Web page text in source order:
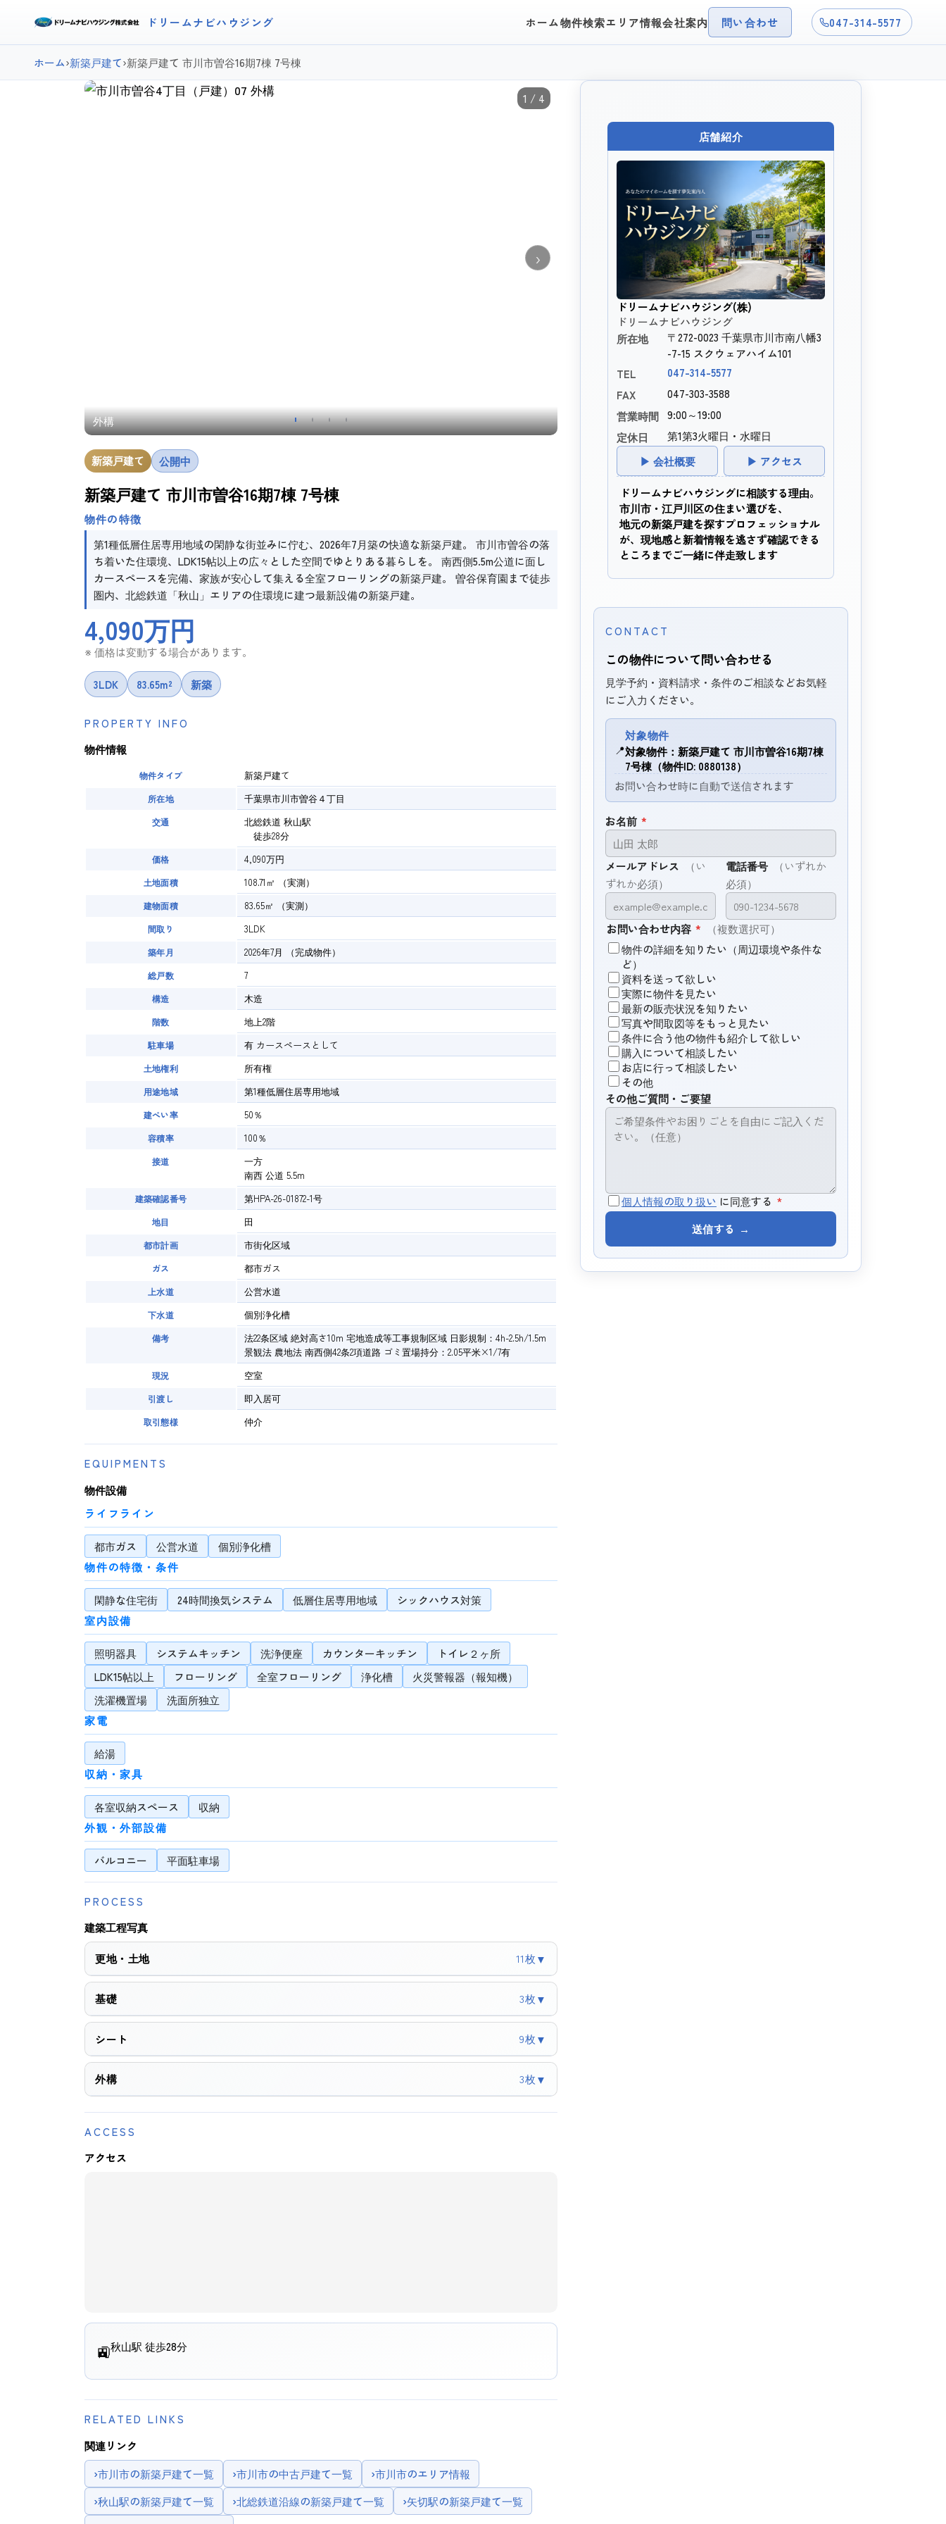
ドリームナビハウジング ホーム物件検索エリア情報会社案内 問い合わせ 047-314-5577
ホーム›新築戸建て›新築戸建て 市川市曽谷16期7棟 7号棟
外構
›
1 / 4
新築戸建て 公開中
新築戸建て 市川市曽谷16期7棟 7号棟
物件の特徴
第1種低層住居専用地域の閑静な街並みに佇む、2026年7月築の快適な新築戸建。 市川市曽谷の落
ち着いた住環境、LDK15帖以上の広々とした空間でゆとりある暮らしを。 南西側5.5m公道に面し
カースペースを完備、家族が安心して集える全室フローリングの新築戸建。 曽谷保育園まで徒歩
圏内、北総鉄道「秋山」エリアの住環境に建つ最新設備の新築戸建。
4,090万円
※ 価格は変動する場合があります。
3LDK 83.65m² 新築
PROPERTY INFO
物件情報
物件タイプ 新築戸建て
所在地 千葉県市川市曽谷４丁目
交通
北総鉄道 秋山駅
徒歩28分
価格 4,090万円
土地面積 108.71㎡ （実測）
建物面積 83.65㎡ （実測）
間取り 3LDK
築年月 2026年7月 （完成物件）
総戸数 7
構造 木造
階数 地上2階
駐車場 有 カースペースとして
土地権利 所有権
用途地域 第1種低層住居専用地域
建ぺい率 50％
容積率 100％
接道
一方
南西 公道 5.5m
建築確認番号 第HPA-26-01872-1号
地目 田
都市計画 市街化区域
ガス 都市ガス
上水道 公営水道
下水道 個別浄化槽
備考
法22条区域 絶対高さ10m 宅地造成等工事規制区域 日影規制：4h-2.5h/1.5m
景観法 農地法 南西側42条2項道路 ゴミ置場持分：2.05平米×1/7有
現況 空室
引渡し 即入居可
取引態様 仲介
EQUIPMENTS
物件設備
ライフライン
都市ガス 公営水道
個別浄化槽
物件の特徴・条件
閑静な住宅街 24時間換気システム 低層住居専用地域
シックハウス対策
室内設備
照明器具 システムキッチン 洗浄便座 カウンターキッチン
トイレ２ヶ所
LDK15帖以上
フローリング 全室フローリング 浄化槽
火災警報器（報知機）
洗濯機置場
洗面所独立
家電
給湯
収納・家具
各室収納スペース
収納
外観・外部設備
バルコニー 平面駐車場
PROCESS
建築工程写真
更地・土地 11枚▼
基礎 3枚▼
シート 9枚▼
外構 3枚▼
ACCESS
アクセス
🚉秋山駅 徒歩28分
RELATED LINKS
関連リンク
›市川市の新築戸建て一覧 ›市川市の中古戸建て一覧 ›市川市のエリア情報
›秋山駅の新築戸建て一覧 ›北総鉄道沿線の新築戸建て一覧 ›矢切駅の新築戸建て一覧
店舗紹介
ドリームナビハウジング(株)
ドリームナビハウジング
所在地
〒272-0023 千葉県市川市南八幡3
-7-15 スクウェアハイム101
TEL
047-314-5577
FAX
047-303-3588
営業時間 9:00～19:00
定休日
第1第3火曜日・水曜日
▶ 会社概要
▶ アクセス
ドリームナビハウジングに相談する理由。
市川市・江戸川区の住まい選びを、
地元の新築戸建を探すプロフェッショナル
が、現地感と新着情報を逃さず確認できる
ところまでご一緒に伴走致します
CONTACT
この物件について問い合わせる
見学予約・資料請求・条件のご相談などお気軽
にご入力ください。
📍
対象物件
対象物件：新築戸建て 市川市曽谷16期7棟
7号棟（物件ID: 0880138）
お問い合わせ時に自動で送信されます
お名前 *
メールアドレス
（い
ずれか必須）
電話番号
（いずれか
必須）
お問い合わせ内容 *
（複数選択可）
物件の詳細を知りたい（周辺環境や条件な
ど）
資料を送って欲しい
実際に物件を見たい
最新の販売状況を知りたい
写真や間取図等をもっと見たい
条件に合う他の物件も紹介して欲しい
購入について相談したい
お店に行って相談したい
その他
その他ご質問・ご要望
個人情報の取り扱い に同意する *
送信する →